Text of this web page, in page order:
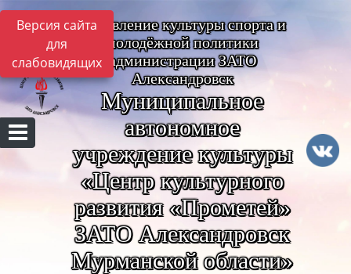
Версия сайта
для
слабовидящих
Управление культуры спорта и
молодёжной политики
администрации ЗАТО
Александровск
Муниципальное
автономное
учреждение культуры
«Центр культурного
развития «Прометей»
ЗАТО Александровск
Мурманской области»